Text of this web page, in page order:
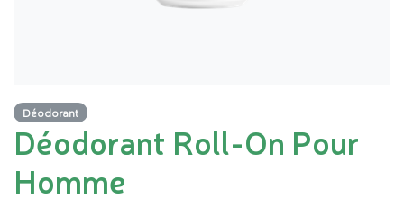
Déodorant
Déodorant Roll-On Pour
Homme